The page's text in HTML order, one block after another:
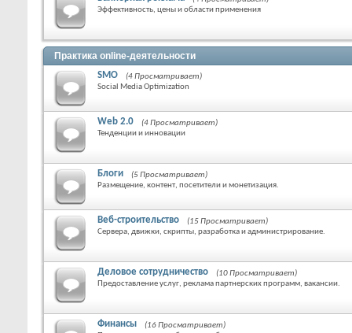
Эффективность, цены и области применения
Практика online-деятельности
SMO
(4 Просматривает)
Social Media Optimization
Web 2.0
(4 Просматривает)
Тенденции и инновации
Блоги
(5 Просматривает)
Размещение, контент, посетители и монетизация.
Веб-строительство
(15 Просматривает)
Сервера, движки, скрипты, разработка и администрирование.
Деловое сотрудничество
(10 Просматривает)
Предоставление услуг, реклама партнерских программ, вакансии.
Финансы
(16 Просматривает)